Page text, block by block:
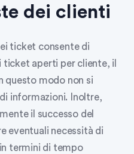
dei clienti
ticket consente di
aperti per cliente, il
questo modo non si
informazioni. Inoltre,
il successo del
eventuali necessità di
termini di tempo